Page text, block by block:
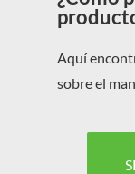
Aquí
sobre el